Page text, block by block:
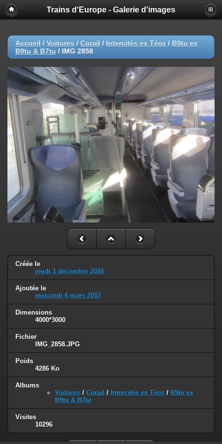
Trains d'Europe - Galerie d'images
Accueil / Voitures / Corail / Intercités ex Téoz / B9tu ex
B9tu & B7tu / IMG 2858
Créée le
jeudi 1 décembre 2016
Ajoutée le
mercredi 8 mars 2017
Dimensions
4000*3000
Fichier
IMG_2858.JPG
Poids
4286 Ko
Albums
Voitures / Corail / Intercités ex Téoz / B9tu ex
B9tu & B7tu
Visites
10296